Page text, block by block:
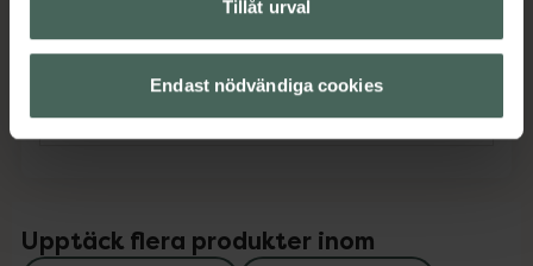
Tillåt urval
Endast nödvändiga cookies
Instruktioner Visa
Upptäck flera produkter inom